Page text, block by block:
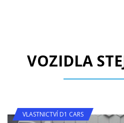
VOZIDLA
VLASTNICTVÍ D1 CARS